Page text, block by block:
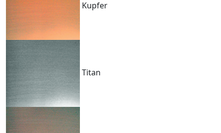
Kupfer
Titan